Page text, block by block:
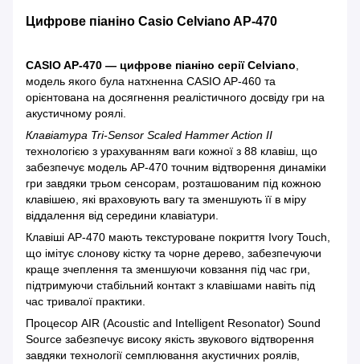
Цифрове піаніно Casio Celviano AP-470
CASIO AP-470 — цифрове піаніно серії Celviano
модель якого була натхненна CASIO AP-460 та
орієнтована на досягнення реалістичного досвіду гри на
акустичному роялі.
Клавіатура Tri-Sensor Scaled Hammer Action II
технологією з урахуванням ваги кожної з 88 клавіш, що
забезпечує модель AP-470 точним відтворення динаміки
гри завдяки трьом сенсорам, розташованим під кожною
клавішею, які враховують вагу та зменшують її в міру
віддалення від середини клавіатури.
Клавіші AP-470 мають текстуроване покриття Ivory Touch,
що імітує слонову кістку та чорне дерево, забезпечуючи
краще зчеплення та зменшуючи ковзання під час гри,
підтримуючи стабільний контакт з клавішами навіть під
час тривалої практики.
Процесор AIR (Acoustic and Intelligent Resonator) Sound
Source забезпечує високу якість звукового відтворення
завдяки технології семплювання акустичних роялів,